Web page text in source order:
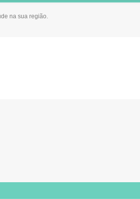
na sua região.